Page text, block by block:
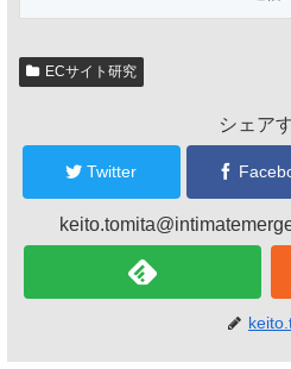
ECサイト研究
シェア
Twitter